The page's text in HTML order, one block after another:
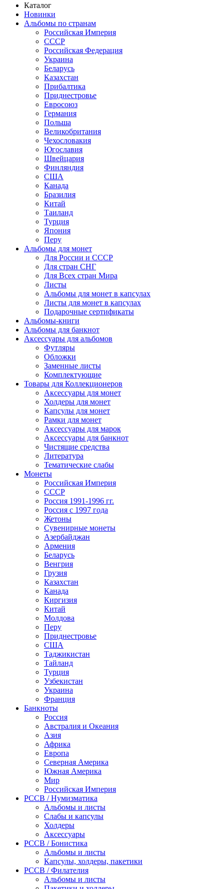
Каталог
Новинки
Альбомы по странам
Российская Империя
СССР
Российская Федерация
Украина
Беларусь
Казахстан
Прибалтика
Приднестровье
Евросоюз
Германия
Польша
Великобритания
Чехословакия
Югославия
Швейцария
Финляндия
США
Канада
Бразилия
Китай
Таиланд
Турция
Япония
Перу
Альбомы для монет
Для России и СССР
Для стран СНГ
Для Всех стран Мира
Листы
Альбомы для монет в капсулах
Листы для монет в капсулах
Подарочные сертификаты
Альбомы-книги
Альбомы для банкнот
Аксессуары для альбомов
Футляры
Обложки
Заменные листы
Комплектующие
Товары для Коллекционеров
Аксессуары для монет
Холдеры для монет
Капсулы для монет
Рамки для монет
Аксессуары для марок
Аксессуары для банкнот
Чистящие средства
Литература
Тематические слабы
Монеты
Российская Империя
СССР
Россия 1991-1996 гг.
Россия с 1997 года
Жетоны
Сувенирные монеты
Азербайджан
Армения
Беларусь
Венгрия
Грузия
Казахстан
Канада
Киргизия
Китай
Молдова
Перу
Приднестровье
США
Таджикистан
Тайланд
Турция
Узбекистан
Украина
Франция
Банкноты
Россия
Австралия и Океания
Азия
Африка
Европа
Северная Америка
Южная Америка
Мир
Российская Империя
PCCB / Нумизматика
Альбомы и листы
Слабы и капсулы
Холдеры
Аксессуары
PCCB / Бонистика
Альбомы и листы
Капсулы, холдеры, пакетики
PCCB / Филателия
Альбомы и листы